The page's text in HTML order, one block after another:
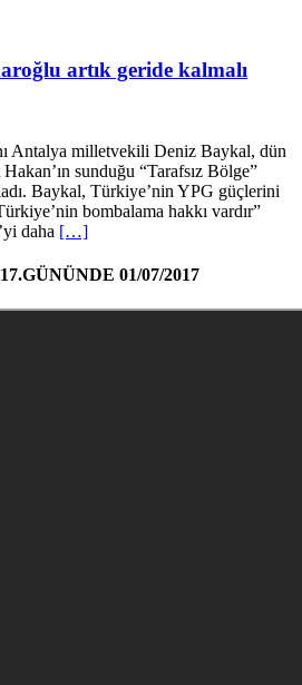
artık geride kalmalı
Antalya milletvekili Deniz Baykal, dün
sunduğu “Tarafsız Bölge”
Baykal, Türkiye’nin YPG güçlerini
bombalama hakkı vardır”
daha […]
01/07/2017